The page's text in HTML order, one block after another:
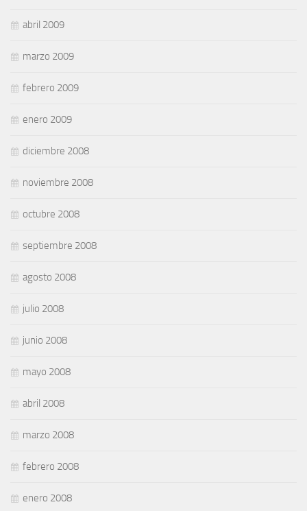
abril 2009
marzo 2009
febrero 2009
enero 2009
diciembre 2008
noviembre 2008
octubre 2008
septiembre 2008
agosto 2008
julio 2008
junio 2008
mayo 2008
abril 2008
marzo 2008
febrero 2008
enero 2008